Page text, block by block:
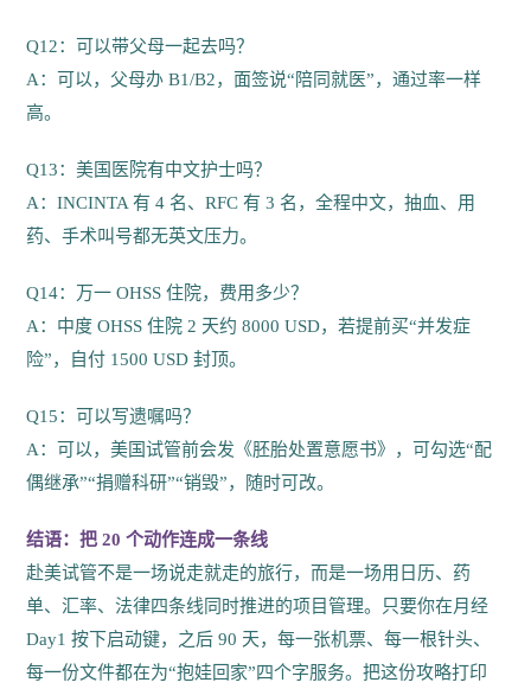
Q12：可以带父母一起去吗？
A：可以，父母办 B1/B2，面签说“陪同就医”，通过率一样
高。
Q13：美国医院有中文护士吗？
A：INCINTA 有 4 名、RFC 有 3 名，全程中文，抽血、用
药、手术叫号都无英文压力。
Q14：万一 OHSS 住院，费用多少？
A：中度 OHSS 住院 2 天约 8000 USD，若提前买“并发症
险”，自付 1500 USD 封顶。
Q15：可以写遗嘱吗？
A：可以，美国试管前会发《胚胎处置意愿书》，可勾选“配
偶继承”“捐赠科研”“销毁”，随时可改。
结语：把 20 个动作连成一条线
赴美试管不是一场说走就走的旅行，而是一场用日历、药
单、汇率、法律四条线同时推进的项目管理。只要你在月经
Day1 按下启动键，之后 90 天，每一张机票、每一根针头、
每一份文件都在为“抱娃回家”四个字服务。把这份攻略打印